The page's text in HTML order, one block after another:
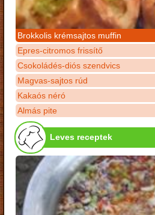
Brokkolis krémsajtos muffin
Epres-citromos frissítő
Csokoládés-diós szendvics
Magvas-sajtos rúd
Kakaós néró
Almás pite
Leves receptek